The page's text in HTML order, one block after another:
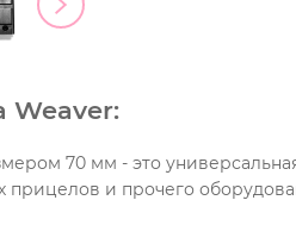
Weaver:
70 мм - это
и прочего